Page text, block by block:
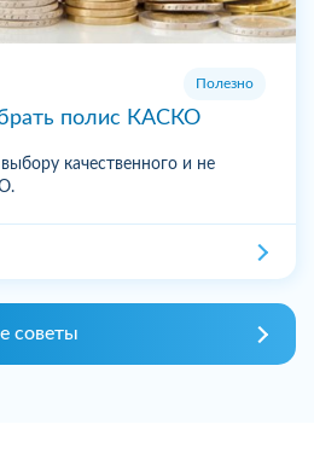
Полезно
полис КАСКО
качественного и не
советы